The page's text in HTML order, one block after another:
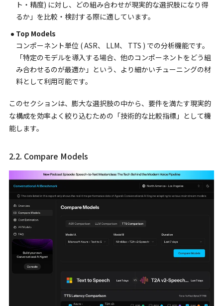
ト・精度) に対し、どの組み合わせが現実的な選択肢になり得
るか」を比較・検討する際に適しています。
Top Models
コンポーネント単位 ( ASR、 LLM、 TTS ) での分析機能です。
「特定のモデルを導入する場合、他のコンポーネントをどう組
み合わせるのが最適か」という、より細かいチューニングの材
料として利用可能です。
このセクションは、膨大な選択肢の中から、要件を満たす現実的
な構成を効率よく絞り込むための「技術的な比較指標」として機
能します。
2.2. Compare Models